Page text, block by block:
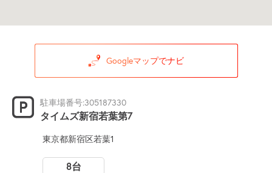
Googleマップでナビ
駐車場番号:305187330
タイムズ新宿若葉第7
東京都新宿区若葉1
8台